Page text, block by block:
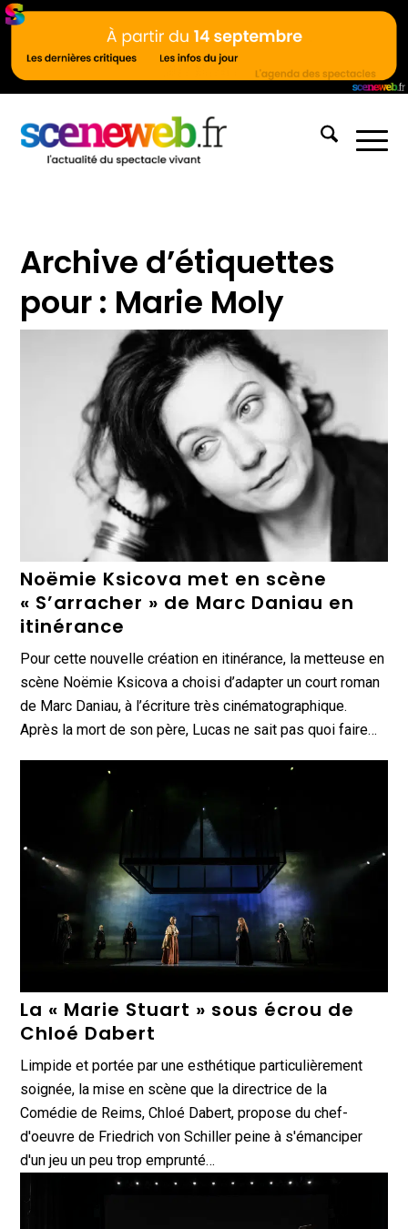
Archive d’étiquettes
pour : Marie Moly
Noëmie Ksicova met en scène
« S’arracher » de Marc Daniau en
itinérance
Pour cette nouvelle création en itinérance, la metteuse en
scène Noëmie Ksicova a choisi d’adapter un court roman
de Marc Daniau, à l’écriture très cinématographique.
Après la mort de son père, Lucas ne sait pas quoi faire…
La « Marie Stuart » sous écrou de
Chloé Dabert
Limpide et portée par une esthétique particulièrement
soignée, la mise en scène que la directrice de la
Comédie de Reims, Chloé Dabert, propose du chef-
d'oeuvre de Friedrich von Schiller peine à s'émanciper
d'un jeu un peu trop emprunté…